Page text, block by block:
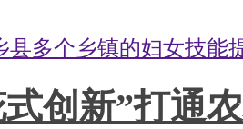
县多个乡镇的妇女技能
创新”打通